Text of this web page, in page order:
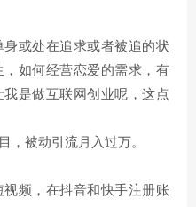
或处在追求或者被追的状
如何经营恋爱的需求，有
是做互联网创业呢，这点
，被动引流月入过万。
频，在抖音和快手注册账